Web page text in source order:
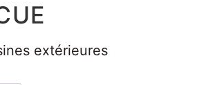
extérieures